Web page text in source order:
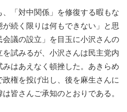
、「対中関係」を修復する暇もな
が続く限りは何もできない」と思
議の設立」を目玉に小沢さんの
試みるが、小沢さんは民主党内
はあえなく頓挫した。あきらめ
権を投げ出し、後を麻生さんに
皆さんご承知のとおりである。